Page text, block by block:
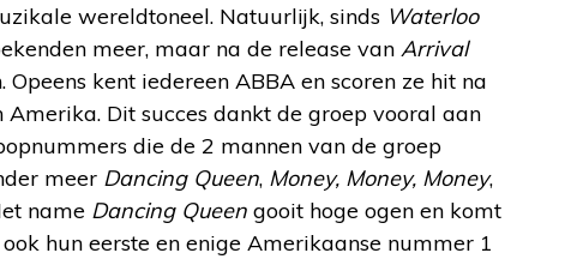
wereldtoneel. Natuurlijk, sinds Waterloo
meer, maar na de release van Arrival
kent iedereen ABBA en scoren ze hit na
Dit succes dankt de groep vooral aan
die de 2 mannen van de groep
meer Dancing Queen, Money, Money, Money,
name Dancing Queen gooit hoge ogen en komt
hun eerste en enige Amerikaanse nummer 1